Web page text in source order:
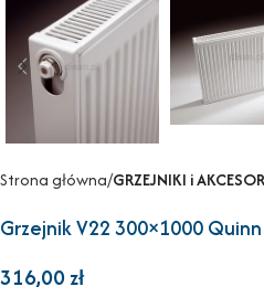
Strona główna GRZEJNIKI i
Grzejnik V22 300×1000
316,00zł